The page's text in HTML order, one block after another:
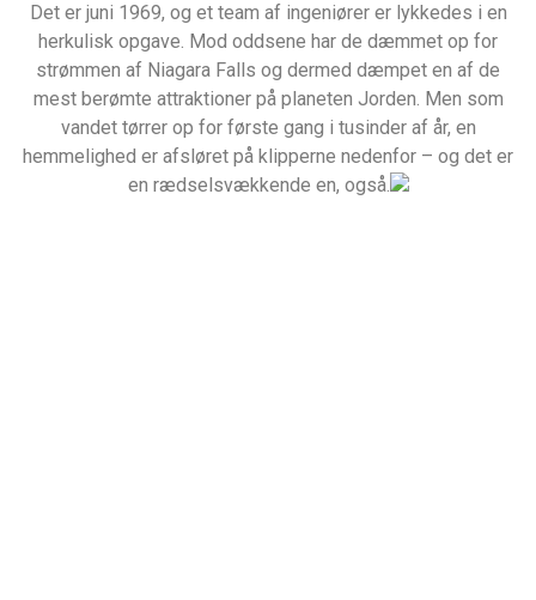
Det er juni 1969, og et team af ingeniører er lykkedes i en
herkulisk opgave. Mod oddsene har de dæmmet op for
strømmen af Niagara Falls og dermed dæmpet en af de
mest berømte attraktioner på planeten Jorden. Men som
vandet tørrer op for første gang i tusinder af år, en
hemmelighed er afsløret på klipperne nedenfor – og det er
en rædselsvækkende en, også.